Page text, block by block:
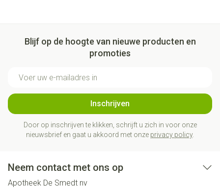
Blijf op de hoogte van nieuwe producten en
promoties
Inschrijven
Door op inschrijven te klikken, schrijft u zich in voor onze
nieuwsbrief en gaat u akkoord met onze privacy policy.
Neem contact met ons op
Apotheek De Smedt nv